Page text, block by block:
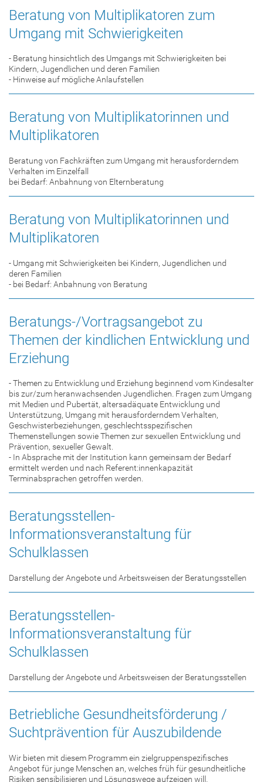
Beratung von Multiplikatoren zum
Umgang mit Schwierigkeiten
- Beratung hinsichtlich des Umgangs mit Schwierigkeiten bei
Kindern, Jugendlichen und deren Familien
- Hinweise auf mögliche Anlaufstellen
Beratung von Multiplikatorinnen und
Multiplikatoren
Beratung von Fachkräften zum Umgang mit herausforderndem
Verhalten im Einzelfall
bei Bedarf: Anbahnung von Elternberatung
Beratung von Multiplikatorinnen und
Multiplikatoren
- Umgang mit Schwierigkeiten bei Kindern, Jugendlichen und
deren Familien
- bei Bedarf: Anbahnung von Beratung
Beratungs-/Vortragsangebot zu
Themen der kindlichen Entwicklung und
Erziehung
- Themen zu Entwicklung und Erziehung beginnend vom Kindesalter
bis zur/zum heranwachsenden Jugendlichen. Fragen zum Umgang
mit Medien und Pubertät, altersadäquate Entwicklung und
Unterstützung, Umgang mit herausforderndem Verhalten,
Geschwisterbeziehungen, geschlechtsspezifischen
Themenstellungen sowie Themen zur sexuellen Entwicklung und
Prävention, sexueller Gewalt.
- In Absprache mit der Institution kann gemeinsam der Bedarf
ermittelt werden und nach Referent:innenkapazität
Terminabsprachen getroffen werden.
Beratungsstellen-
Informationsveranstaltung für
Schulklassen
Darstellung der Angebote und Arbeitsweisen der Beratungsstellen
Beratungsstellen-
Informationsveranstaltung für
Schulklassen
Darstellung der Angebote und Arbeitsweisen der Beratungsstellen
Betriebliche Gesundheitsförderung /
Suchtprävention für Auszubildende
Wir bieten mit diesem Programm ein zielgruppenspezifisches
Angebot für junge Menschen an, welches früh für gesundheitliche
Risiken sensibilisieren und Lösungswege aufzeigen will.